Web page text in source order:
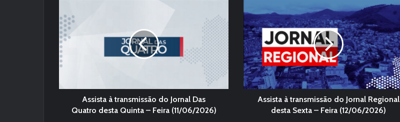
Assista à transmissão do Jornal Das
Quatro desta Quinta – Feira (11/06/2026)
Assista à transmissão do Jornal Regional
desta Sexta – Feira (12/06/2026)